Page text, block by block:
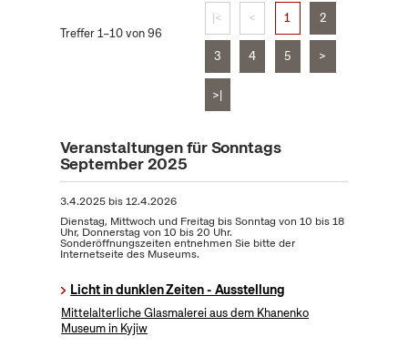
Treffer 1–10 von 96
|< < 1 2
3 4 5 >
>|
Veranstaltungen für Sonntags
September 2025
3.4.2025bis12.4.2026
Dienstag, Mittwoch und Freitag bis Sonntag von 10 bis 18
Uhr, Donnerstag von 10 bis 20 Uhr.
Sonderöffnungszeiten entnehmen Sie bitte der
Internetseite des Museums.
Licht in dunklen Zeiten - Ausstellung
Mittelalterliche Glasmalerei aus dem Khanenko
Museum in Kyjiw